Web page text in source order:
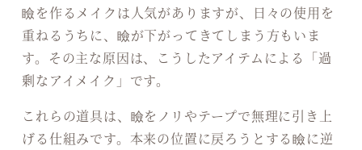
瞼を作るメイクは人気がありますが、日々の使用を
重ねるうちに、瞼が下がってきてしまう方もいま
す。その主な原因は、こうしたアイテムによる「過
剰なアイメイク」です。
これらの道具は、瞼をノリやテープで無理に引き上
げる仕組みです。本来の位置に戻ろうとする瞼に逆